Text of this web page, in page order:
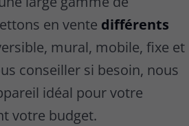
en vente différents
mural, mobile, fixe et
conseiller si besoin, nous
idéal pour votre
votre budget.